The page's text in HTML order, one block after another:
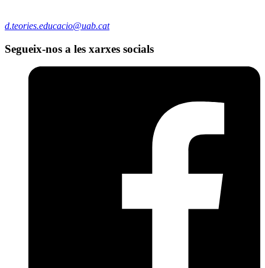
d.teories.educacio@uab.cat
Segueix-nos a les xarxes socials